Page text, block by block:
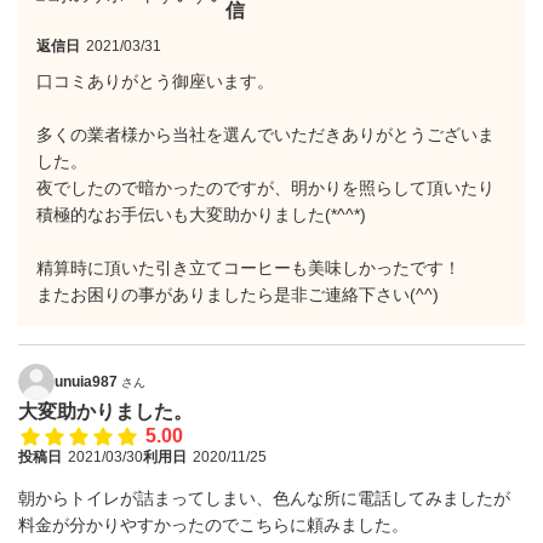
信
返信日 2021/03/31
口コミありがとう御座います。
多くの業者様から当社を選んでいただきありがとうございま
した。
夜でしたので暗かったのですが、明かりを照らして頂いたり
積極的なお手伝いも大変助かりました(*^^*)
精算時に頂いた引き立てコーヒーも美味しかったです！
またお困りの事がありましたら是非ご連絡下さい(^^)
unuia987 さん
大変助かりました。
5.00
投稿日 2021/03/30利用日 2020/11/25
朝からトイレが詰まってしまい、色んな所に電話してみましたが
料金が分かりやすかったのでこちらに頼みました。